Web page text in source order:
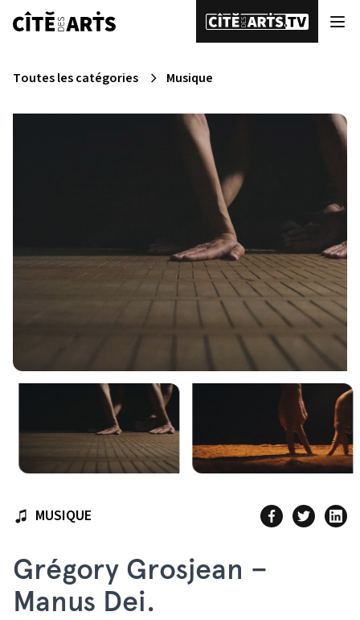
Toutes les catégories Musique
MUSIQUE
Grégory Grosjean –
Manus Dei.